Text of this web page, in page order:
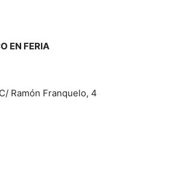
EN FERIA
Ramón Franquelo, 4